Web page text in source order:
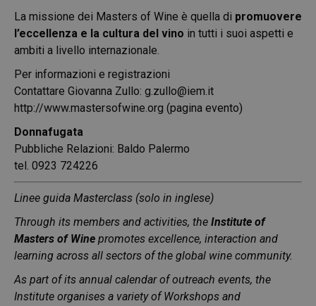
La missione dei Masters of Wine è quella di promuovere
l’eccellenza e la cultura del vino in tutti i suoi aspetti e
ambiti a livello internazionale.
Per informazioni e registrazioni
Contattare Giovanna Zullo: g.zullo@iem.it
http://www.mastersofwine.org (pagina evento)
Donnafugata
Pubbliche Relazioni: Baldo Palermo
tel. 0923 724226
Linee guida Masterclass (solo in inglese)
Through its members and activities, the Institute of
Masters of Wine promotes excellence, interaction and
learning across all sectors of the global wine community.
As part of its annual calendar of outreach events, the
Institute organises a variety of Workshops and